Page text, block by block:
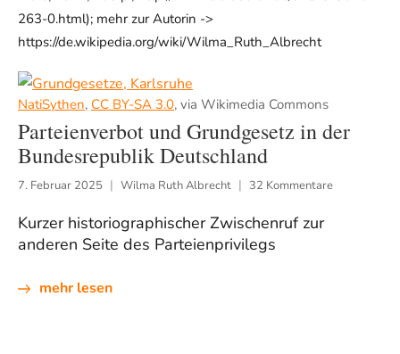
263-0.html); mehr zur Autorin ->
https://de.wikipedia.org/wiki/Wilma_Ruth_Albrecht
NatiSythen, CC BY-SA 3.0, via Wikimedia Commons
Parteienverbot und Grundgesetz in der
Bundesrepublik Deutschland
7. Februar 2025 Wilma Ruth Albrecht 32 Kommentare
Kurzer historiographischer Zwischenruf zur
anderen Seite des Parteienprivilegs
mehr lesen